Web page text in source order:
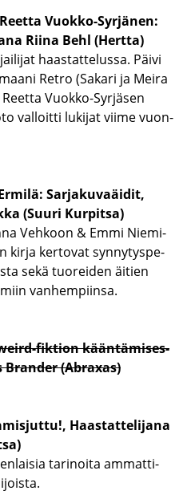
Vuokko-​Syrjänen:
Riina Behl (Hert­ta)
haas­tat­te­lus­sa. Päivi
Retro (Sa­ka­ri ja Meira
Vuokko-​Syrjäsen
val­loit­ti lu­ki­jat viime vuon­
Sar­ja­ku­va­äi­dit,
(Suuri Kur­pit­sa)
Veh­koon & Emmi Nie­mi­
kirja ker­to­vat syn­ny­tys­pe­
sekä tuo­rei­den äi­tien
van­hem­piin­sa.
​fiktion kään­tä­mi­ses­
(Abraxas)
Haas­tat­te­li­ja­na
ta­ri­noi­ta am­mat­ti­